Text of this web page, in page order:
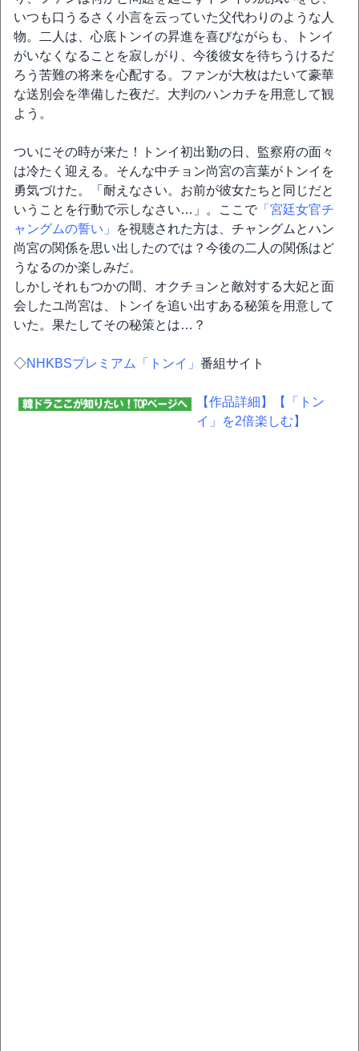
いつも口うるさく小言を云っていた父代わりのような人
物。二人は、心底トンイの昇進を喜びながらも、トンイ
がいなくなることを寂しがり、今後彼女を待ちうけるだ
ろう苦難の将来を心配する。ファンが大枚はたいて豪華
な送別会を準備した夜だ。大判のハンカチを用意して観
よう。
ついにその時が来た！トンイ初出勤の日、監察府の面々
は冷たく迎える。そんな中チョン尚宮の言葉がトンイを
勇気づけた。「耐えなさい。お前が彼女たちと同じだと
いうことを行動で示しなさい…」。ここで 「宮廷女官チ
ャングムの誓い」
を視聴された方は、チャングムとハン
尚宮の関係を思い出したのでは？今後の二人の関係はど
うなるのか楽しみだ。
しかしそれもつかの間、オクチョンと敵対する大妃と面
会したユ尚宮は、トンイを追い出すある秘策を用意して
いた。果たしてその秘策とは…？
◇NHKBSプレミアム「トンイ」 番組サイト
【作品詳細】
【「トン
イ」を2倍楽しむ】